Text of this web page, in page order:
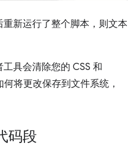
新运行了整个脚本，则文本
具会清除您的 CSS 和
将更改保存到文件系统，
码段